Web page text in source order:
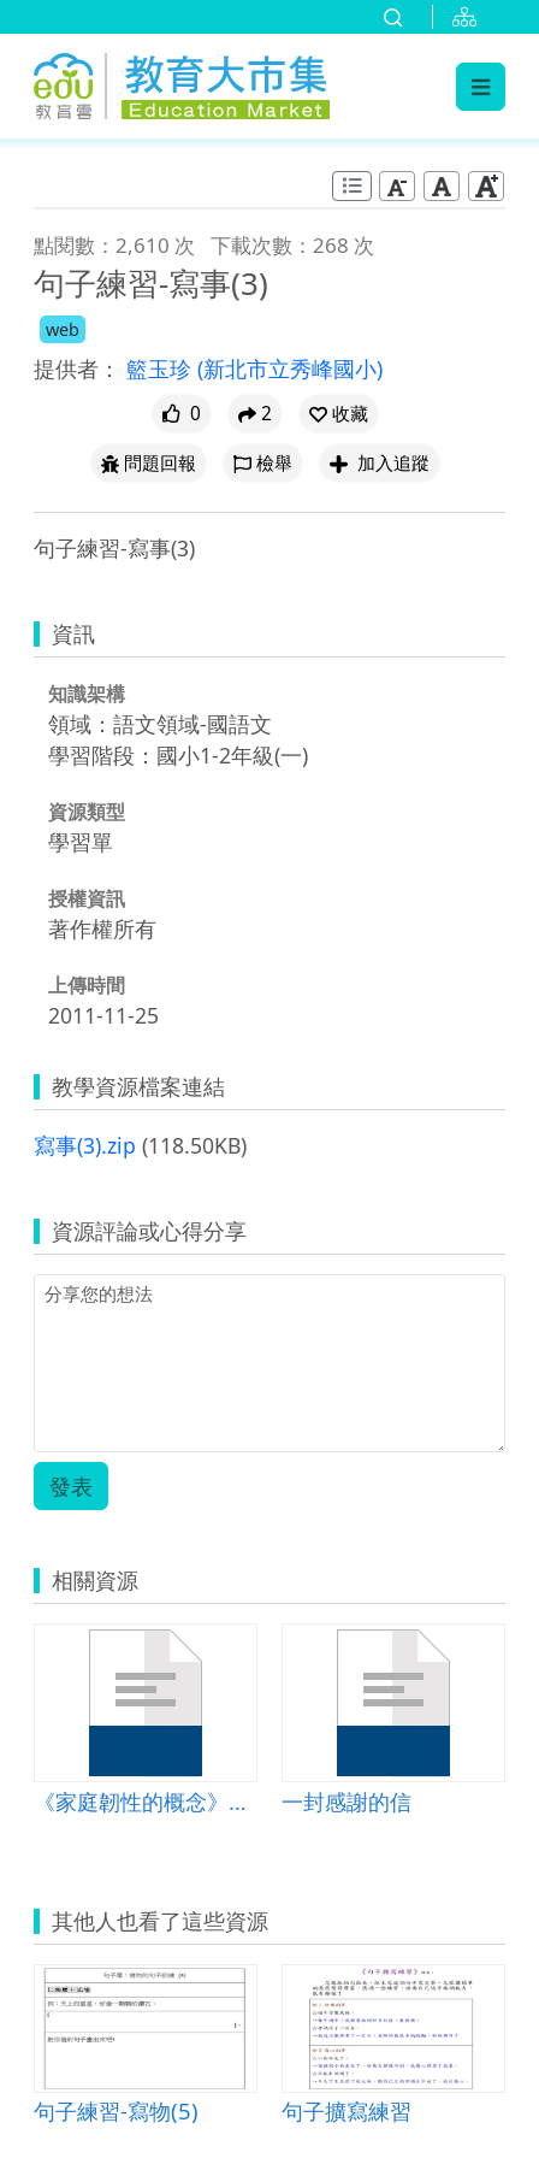
點閱數：2,610 次 下載次數：268 次
句子練習-寫事(3)
web
提供者： 籃玉珍 (新北市立秀峰國小)
0 2
收藏
問題回報
檢舉 加入追蹤
句子練習-寫事(3)
資訊
知識架構
領域：語文領域-國語文
學習階段：國小1-2年級(一)
資源類型
學習單
授權資訊
著作權所有
上傳時間
2011-11-25
教學資源檔案連結
寫事(3).zip (118.50KB)
資源評論或心得分享
發表
相關資源
《家庭韌性的概念》簡報 一封感謝的信
其他人也看了這些資源
句子練習-寫物(5) 句子擴寫練習